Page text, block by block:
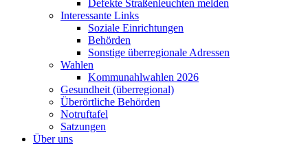
Defekte Straßenleuchten melden
Interessante Links
Soziale Einrichtungen
Behörden
Sonstige überregionale Adressen
Wahlen
Kommunahlwahlen 2026
Gesundheit (überregional)
Überörtliche Behörden
Notruftafel
Satzungen
Über uns